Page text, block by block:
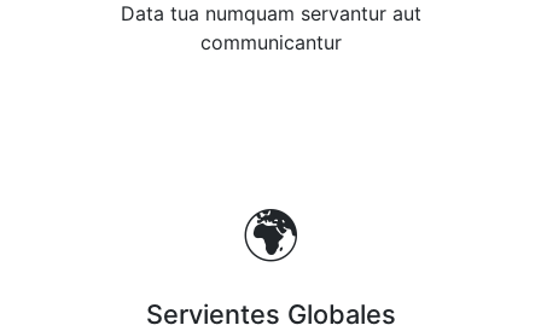
Data tua numquam servantur aut
communicantur
🌍
Servientes Globales